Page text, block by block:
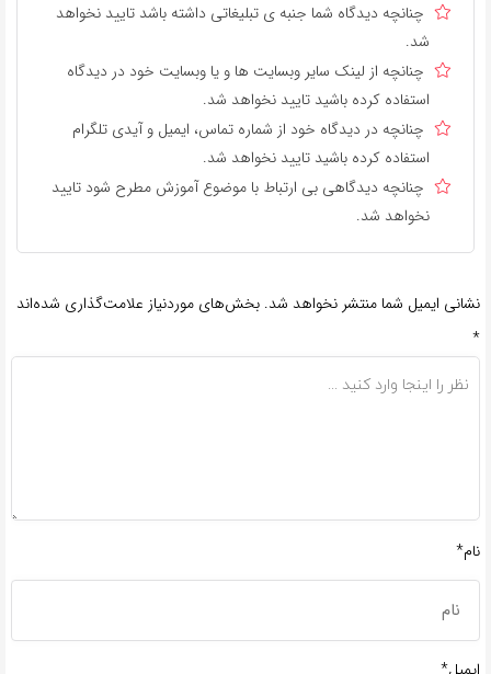
چنانچه دیدگاه شما جنبه ی تبلیغاتی داشته باشد تایید نخواهد
شد.
چنانچه از لینک سایر وبسایت ها و یا وبسایت خود در دیدگاه
استفاده کرده باشید تایید نخواهد شد.
چنانچه در دیدگاه خود از شماره تماس، ایمیل و آیدی تلگرام
استفاده کرده باشید تایید نخواهد شد.
چنانچه دیدگاهی بی ارتباط با موضوع آموزش مطرح شود تایید
نخواهد شد.
نشانی ایمیل شما منتشر نخواهد شد. بخش‌های موردنیاز علامت‌گذاری شده‌اند
*
نام*